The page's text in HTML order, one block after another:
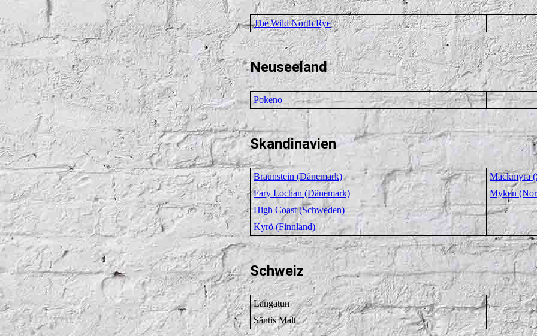
The Wild North Rye
Neuseeland
Pokeno
Skandinavien
Braunstein (Dänemark)
Mackmyra
Fary Lochan (Dänemark)
Myken
High Coast (Schweden)
Kyrö (Finnland)
Schweiz
Langatun
Säntis Malt